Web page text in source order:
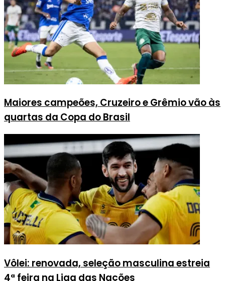
Maiores campeões, Cruzeiro e Grêmio vão às
quartas da Copa do Brasil
Vôlei: renovada, seleção masculina estreia
4ª feira na Liga das Nações